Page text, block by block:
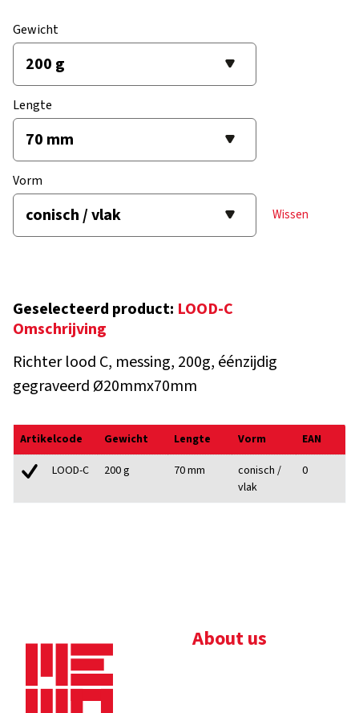
Gewicht
Lengte
Vorm
Wissen
Geselecteerd product: LOOD-C
Omschrijving
Richter lood C, messing, 200g, éénzijdig
gegraveerd Ø20mmx70mm
Artikelcode Gewicht Lengte Vorm
EAN
LOOD-C
200 g 70 mm
conisch /
vlak
0
About us